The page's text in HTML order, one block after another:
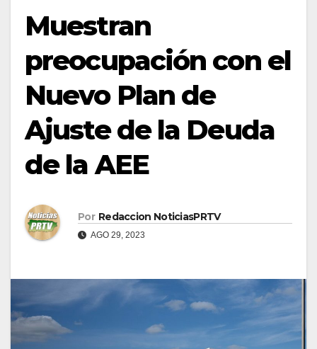
Muestran
preocupación con el
Nuevo Plan de
Ajuste de la Deuda
de la AEE
Por Redaccion NoticiasPRTV
AGO 29, 2023